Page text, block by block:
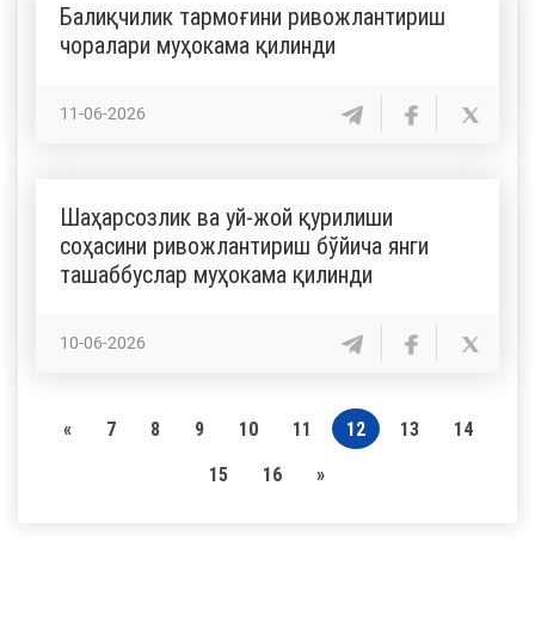
Балиқчилик тармоғини ривожлантириш
чоралари муҳокама қилинди
11-06-2026
Шаҳарсозлик ва уй-жой қурилиши
соҳасини ривожлантириш бўйича янги
ташаббуслар муҳокама қилинди
10-06-2026
« 7 8 9 10 11 12 13
14
15
16 »